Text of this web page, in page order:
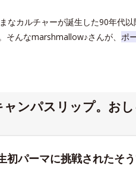
なカルチャーが誕生した90年代
そんなmarshmallow♪さんが、 ポ
ンパスリップ。お
パーマに挑戦されたそ